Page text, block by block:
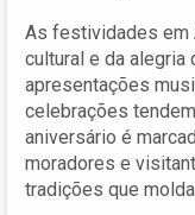
As festividades em
cultural e da alegria
apresentações
celebrações
aniversário é
moradores e
tradições que